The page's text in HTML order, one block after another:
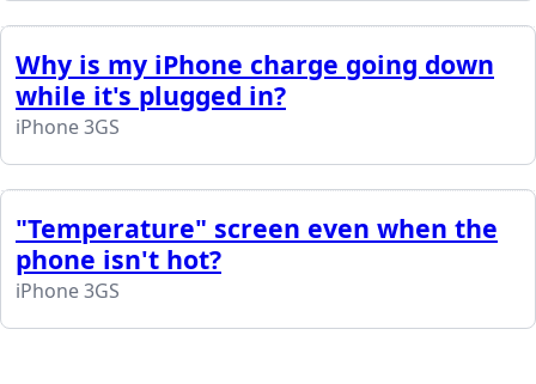
Why is my iPhone charge going down
while it's plugged in?
iPhone 3GS
"Temperature" screen even when the
phone isn't hot?
iPhone 3GS